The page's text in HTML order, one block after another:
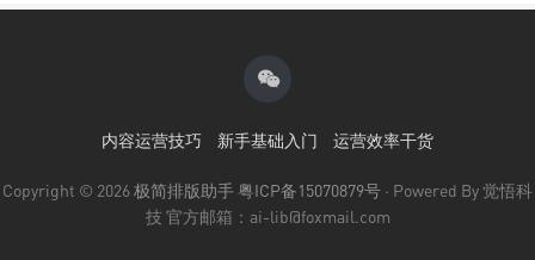
内容运营技巧 新手基础入门 运营效率干货
Copyright © 2026极简排版助手粤ICP备15070879号 · Powered By 觉悟科
技 官方邮箱：ai-lib@foxmail.com